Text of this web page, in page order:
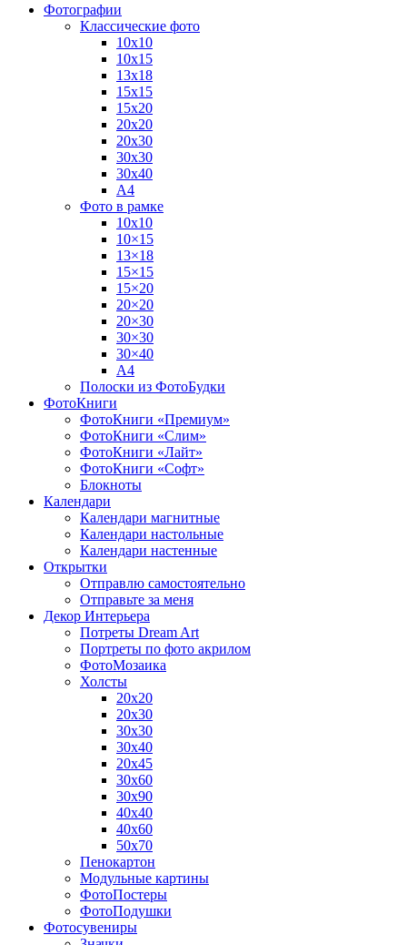
Фотографии
Классические фото
10х10
10х15
13х18
15х15
15х20
20х20
20х30
30х30
30х40
А4
Фото в рамке
10х10
10×15
13×18
15×15
15×20
20×20
20×30
30×30
30×40
A4
Полоски из ФотоБудки
ФотоКниги
ФотоКниги «Премиум»
ФотоКниги «Слим»
ФотоКниги «Лайт»
ФотоКниги «Софт»
Блокноты
Календари
Календари магнитные
Календари настольные
Календари настенные
Открытки
Отправлю самостоятельно
Отправьте за меня
Декор Интерьера
Потреты Dream Art
Портреты по фото акрилом
ФотоМозаика
Холсты
20х20
20х30
30х30
30х40
20х45
30х60
30х90
40х40
40х60
50х70
Пенокартон
Модульные картины
ФотоПостеры
ФотоПодушки
Фотоcувениры